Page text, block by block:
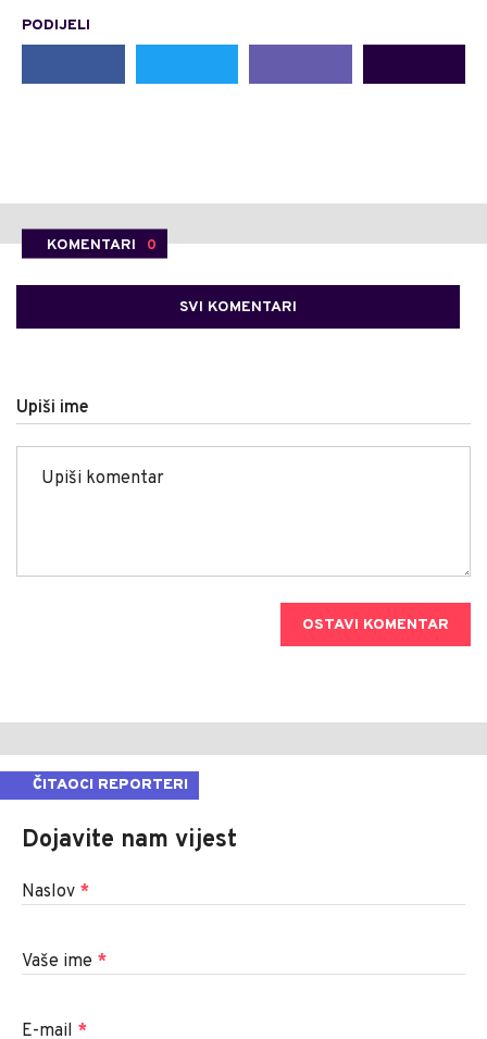
PODIJELI
KOMENTARI 0
SVI KOMENTARI
Upiši ime
OSTAVI KOMENTAR
ČITAOCI REPORTERI
Dojavite nam vijest
Naslov *
Vaše ime *
E-mail *